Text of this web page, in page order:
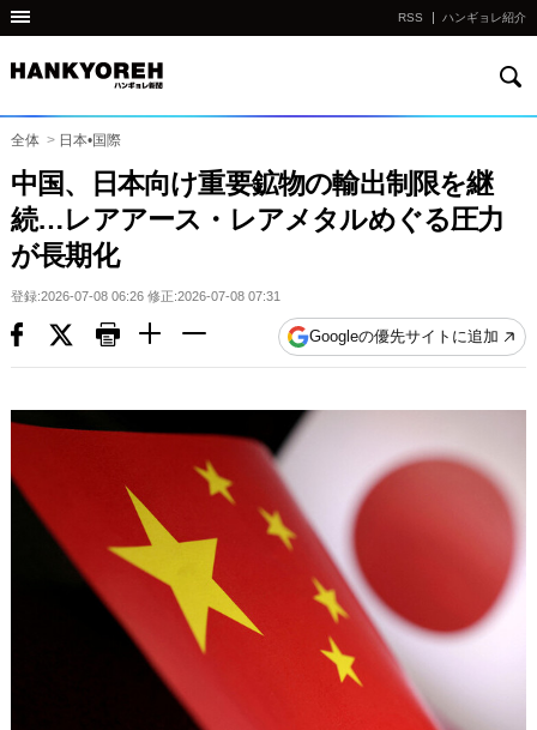
他
国
の
サ
イ
ト
の
リ
다
나
라
RSS ハンギョレ紹介
全体 > 日本•国際
中国、日本向け重要鉱物の輸出制限を継
続…レアアース・レアメタルめぐる圧力
が長期化
登録:2026-07-08 06:26 修正:2026-07-08 07:31
Googleの優先サイトに追加